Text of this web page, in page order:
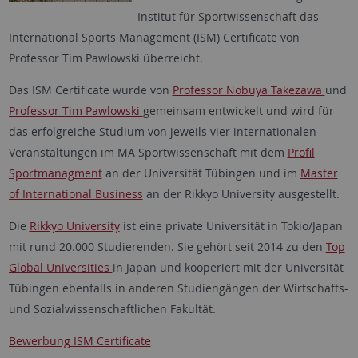
Institut für Sportwissenschaft das
International Sports Management (ISM) Certificate von
Professor Tim Pawlowski überreicht.
Das ISM Certificate wurde von Professor Nobuya Takezawa und
Professor Tim Pawlowski gemeinsam entwickelt und wird für
das erfolgreiche Studium von jeweils vier internationalen
Veranstaltungen im MA Sportwissenschaft mit dem Profil
Sportmanagmentan der Universität Tübingen und im Master
of International Business an der Rikkyo University ausgestellt.
Die Rikkyo Universityist eine private Universität in Tokio/Japan
mit rund 20.000 Studierenden. Sie gehört seit 2014 zu den Top
Global Universities in Japan und kooperiert mit der Universität
Tübingen ebenfalls in anderen Studiengängen der Wirtschafts-
und Sozialwissenschaftlichen Fakultät.
Bewerbung ISM Certificate